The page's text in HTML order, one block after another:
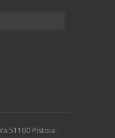
a 51100 Pistoia -